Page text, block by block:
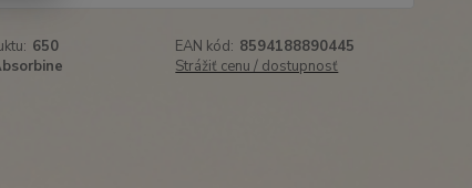
650 EAN kód: 8594188890445
Strážiť cenu / dostupnosť